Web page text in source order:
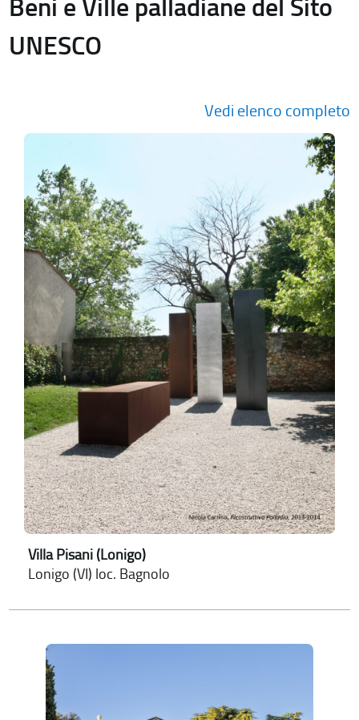
Beni e Ville palladiane del Sito
UNESCO
Vedi elenco completo
Villa Pisani (Lonigo)
Lonigo (VI) loc. Bagnolo